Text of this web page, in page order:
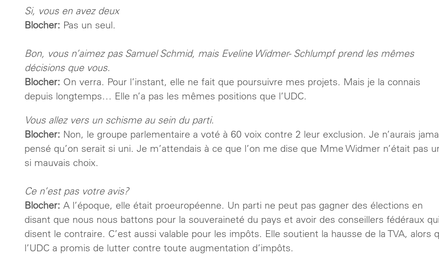
Si, vous en avez deux
Blocher: Pas un seul.
Bon, vous n’aimez pas Samuel Schmid, mais Eveline Widmer- Schlumpf prend les mêmes
décisions que vous.
Blocher: On verra. Pour l’instant, elle ne fait que poursuivre mes projets. Mais je la connais
depuis longtemps… Elle n’a pas les mêmes positions que l’UDC.
Vous allez vers un schisme au sein du parti.
Blocher: Non, le groupe parlementaire a voté à 60 voix contre 2 leur exclusion. Je n’aurais
pensé qu’on serait si uni. Je m’attendais à ce que l’on me dise que Mme Widmer n’était pas
si mauvais choix.
Ce n’est pas votre avis?
Blocher: A l’époque, elle était proeuropéenne. Un parti ne peut pas gagner des élections en
disant que nous nous battons pour la souveraineté du pays et avoir des conseillers fédéraux qui
disent le contraire. C’est aussi valable pour les impôts. Elle soutient la hausse de la TVA, alors
l’UDC a promis de lutter contre toute augmentation d’impôts.